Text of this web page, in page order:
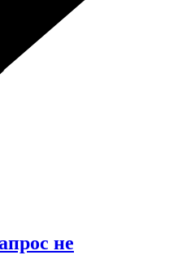
не